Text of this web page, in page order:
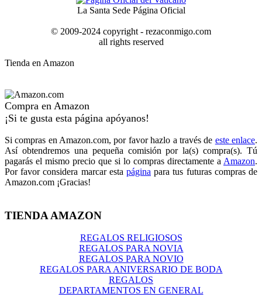
La Santa Sede Página Oficial
© 2009-2024 copyright - rezaconmigo.com
all rights reserved
Tienda en Amazon
Compra en Amazon
¡Si te gusta esta página apóyanos!
Si compras en Amazon.com, por favor hazlo a través de este enlace.
Así obtendremos una pequeña comisión por la(s) compra(s). Tú
pagarás el mismo precio que si lo compras directamente a Amazon.
Por favor considera marcar esta página para tus futuras compras de
Amazon.com ¡Gracias!
TIENDA AMAZON
REGALOS RELIGIOSOS
REGALOS PARA NOVIA
REGALOS PARA NOVIO
REGALOS PARA ANIVERSARIO DE BODA
REGALOS
DEPARTAMENTOS EN GENERAL